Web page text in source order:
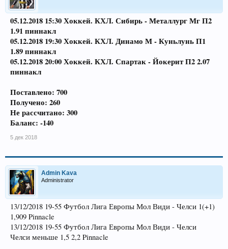
05.12.2018 15:30 Хоккей. КХЛ. Сибирь - Металлург Мг П2
1.91 пиннакл
05.12.2018 19:30 Хоккей. КХЛ. Динамо М - Куньлунь П1
1.89 пиннакл
05.12.2018 20:00 Хоккей. КХЛ. Спартак - Йокерит П2 2.07
пиннакл
Поставлено: 700
Получено: 260
Не рассчитано: 300
Баланс: -140
5 дек 2018
Admin Kava
Administrator
13/12/2018 19-55 Футбол Лига Европы Мол Види - Челси 1(+1)
1,909 Pinnacle
13/12/2018 19-55 Футбол Лига Европы Мол Види - Челси
Челси меньше 1,5 2,2 Pinnacle